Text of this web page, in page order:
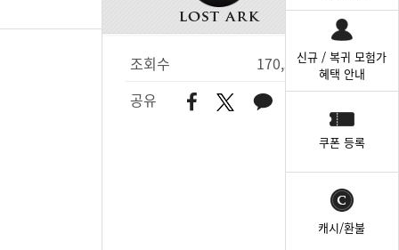
조회수
170,393
공유
신규 / 복귀 모험가
혜택 안내
쿠폰 등록
캐시/환불